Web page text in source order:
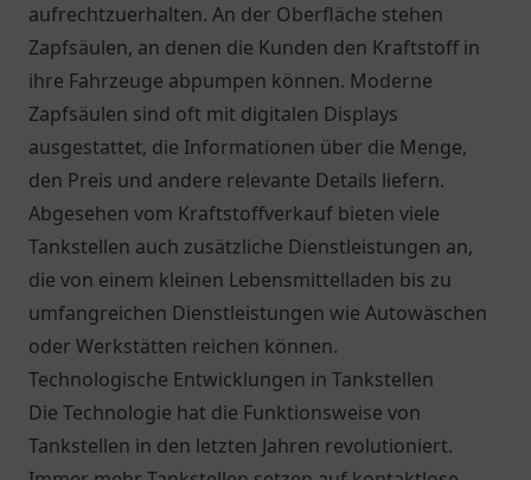
aufrechtzuerhalten. An der Oberfläche stehen
Zapfsäulen, an denen die Kunden den Kraftstoff in
ihre Fahrzeuge abpumpen können. Moderne
Zapfsäulen sind oft mit digitalen Displays
ausgestattet, die Informationen über die Menge,
den Preis und andere relevante Details liefern.
Abgesehen vom Kraftstoffverkauf bieten viele
Tankstellen auch zusätzliche Dienstleistungen an,
die von einem kleinen Lebensmittelladen bis zu
umfangreichen Dienstleistungen wie Autowäschen
oder Werkstätten reichen können.
Technologische Entwicklungen in Tankstellen
Die Technologie hat die Funktionsweise von
Tankstellen in den letzten Jahren revolutioniert.